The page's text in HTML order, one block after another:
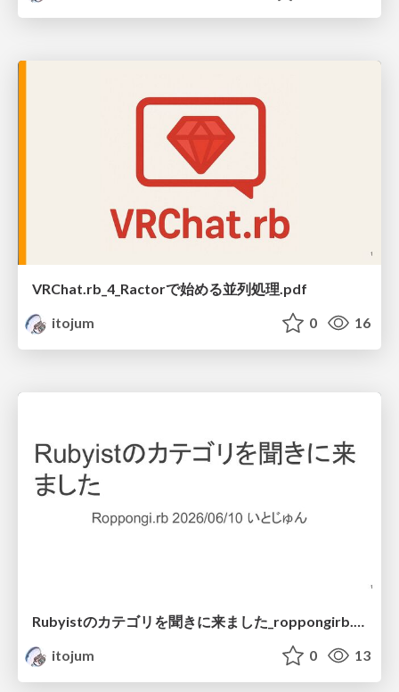
VRChat.rb_4_Ractorで始める並列処理.pdf
itojum
0 16
itojum
0 13